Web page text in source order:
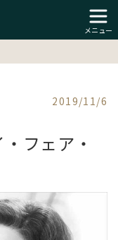
メニュー
2019/11/6
フェア・